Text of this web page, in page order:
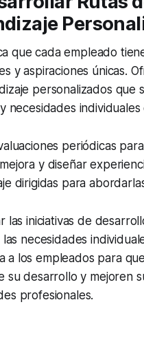
que cada empleado
y aspiraciones únicas.
personalizados que
necesidades
periódicas
y diseñar
dirigidas para
las iniciativas de
necesidades
a los empleados para
su desarrollo y mejoren
profesionales.